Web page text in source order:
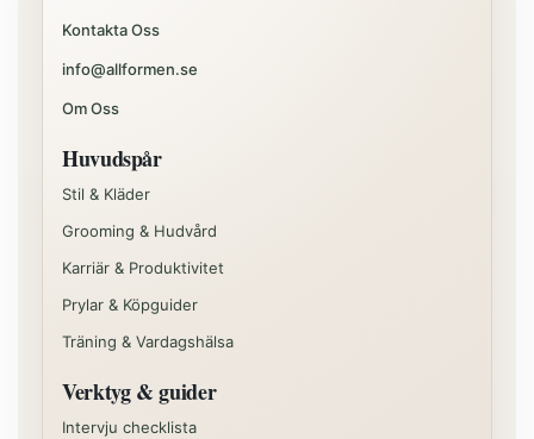
Kontakta Oss
info@allformen.se
Om Oss
Huvudspår
Stil & Kläder
Grooming & Hudvård
Karriär & Produktivitet
Prylar & Köpguider
Träning & Vardagshälsa
Verktyg & guider
Intervju checklista